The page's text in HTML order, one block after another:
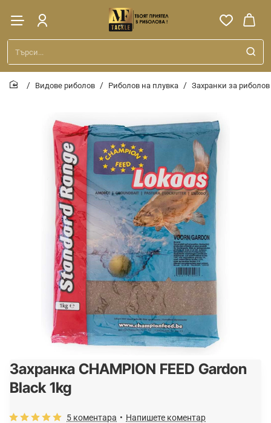
Търси...
Видове риболов Риболов на плувка Захранки за
Захранка CHAMPION FEED Gardon
Black 1kg
5 коментара • Напишете коментар